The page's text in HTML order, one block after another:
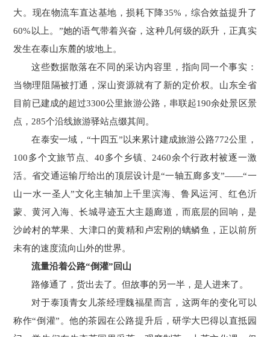
大。现在物流车直达基地，损耗下降35%，综合效益提升了
60%以上。”她的语气带着兴奋，这种几何级的跃升，正真实
发生在泰山东麓的坡地上。
这些数据散落在不同的采访内容里，指向同一个事实：
当物理阻隔被打通，深山资源就有了新的定价权。山东全省
目前已建成的超过3300公里旅游公路，串联起190余处景区景
点，285个沿线旅游驿站点缀其间。
在泰安一域，“十四五”以来累计建成旅游公路772公里，
100多个文旅节点、40多个乡镇、2460余个行政村被逐一激
活。省交通运输厅给出的顶层设计是“一轴五廊多支”——“一
山一水一圣人”文化主轴加上千里滨海、鲁风运河、红色沂
蒙、黄河入海、长城寻迹五大主题廊道，而底层的回响，是
沙岭村的苹果、大津口的黄精和卢宏刚的螭鳞鱼，正以前所
未有的速度流向山外的世界。
流量沿着公路“倒灌”回山
路修通了，货出去了。但故事的另一半，是人进来了。
对于泰顶青女儿茶经理魏福星而言，这两年的变化可以
称作“倒灌”。他的茶园在公路提升后，研学大巴得以直抵园